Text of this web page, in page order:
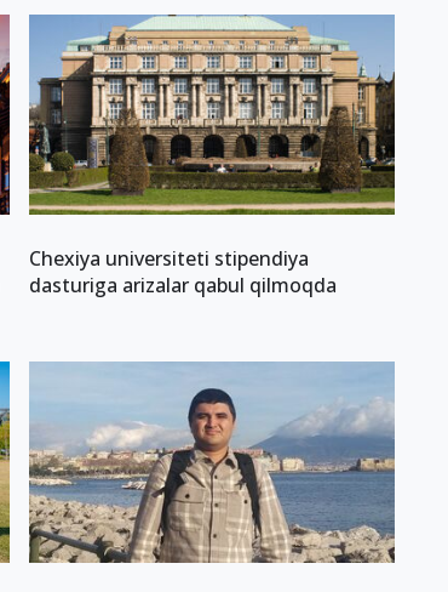
Chexiya universiteti stipendiya
dasturiga arizalar qabul qilmoqda